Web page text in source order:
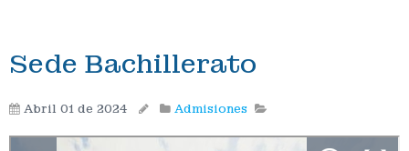
Sede Bachillerato
Abril 01 de 2024 Admisiones